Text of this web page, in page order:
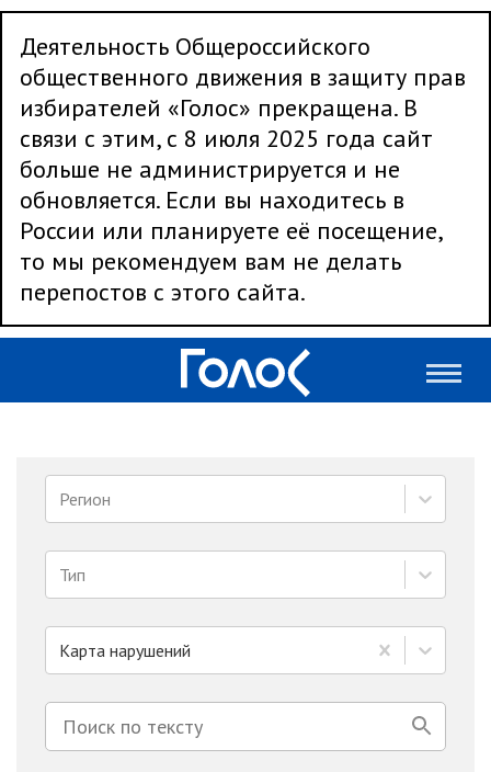
Деятельность Общероссийского
общественного движения в защиту прав
избирателей «Голос» прекращена. В
связи с этим, с 8 июля 2025 года сайт
больше не администрируется и не
обновляется. Если вы находитесь в
России или планируете её посещение,
то мы рекомендуем вам не делать
перепостов с этого сайта.
Регион
Тип
Карта нарушений